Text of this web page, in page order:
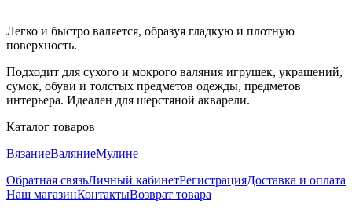
Легко и быстро валяется, образуя гладкую и плотную
поверхность.
Подходит для сухого и мокрого валяния игрушек, украшений,
сумок, обуви и толстых предметов одежды, предметов
интерьера. Идеален для шерстяной акварели.
Каталог товаров
ВязаниеВаляниеМулине
Обратная связьЛичный кабинетРегистрацияДоставка и оплата
Наш магазинКонтактыВозврат товара